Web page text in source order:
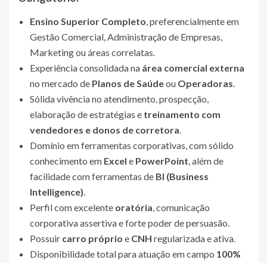
Ensino Superior Completo, preferencialmente em
Gestão Comercial, Administração de Empresas,
Marketing ou áreas correlatas.
Experiência consolidada na área comercial externa
no mercado de Planos de Saúdeou Operadoras.
Sólida vivência no atendimento, prospecção,
elaboração de estratégias e treinamento com
vendedores e donos de corretora.
Domínio em ferramentas corporativas, com sólido
conhecimento em Excel e PowerPoint, além de
facilidade com ferramentas de BI (Business
Intelligence).
Perfil com excelente oratória, comunicação
corporativa assertiva e forte poder de persuasão.
Possuir carro próprio e CNH regularizada e ativa.
Disponibilidade total para atuação em campo 100%